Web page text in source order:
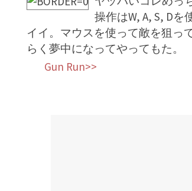
操作はW, A, S, D
イイ。マウスを使って敵を狙っ
らく夢中になってやってもた。
Gun Run>>